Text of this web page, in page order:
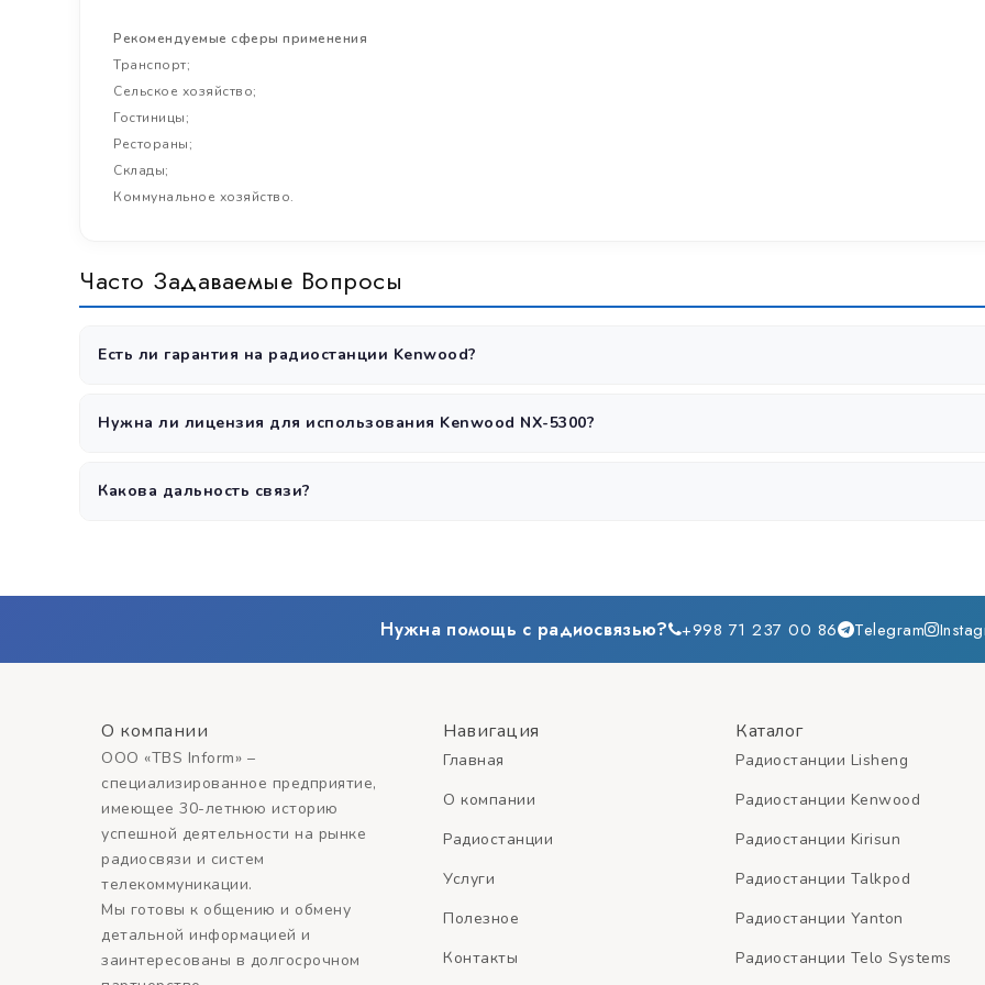
Рекомендуемые сферы применения
Транспорт;
Сельское хозяйство;
Гостиницы;
Рестораны;
Склады;
Коммунальное хозяйство.
Часто Задаваемые Вопросы
Есть ли гарантия на радиостанции Kenwood?
Нужна ли лицензия для использования Kenwood NX-5300?
Какова дальность связи?
Нужна помощь с радиосвязью? +998 71 237 00 86 Telegram
О компании
ООО «TBS Inform» –
специализированное предприятие,
имеющее 30-летнюю историю
успешной деятельности на рынке
радиосвязи и систем
телекоммуникации.
Мы готовы к общению и обмену
детальной информацией и
заинтересованы в долгосрочном
Навигация
Главная
О компании
Радиостанции
Услуги
Полезное
Контакты
Каталог
Радиостанции Lisheng
Радиостанции Kenwood
Радиостанции Kirisun
Радиостанции Talkpod
Радиостанции Yanton
Радиостанции Telo Systems